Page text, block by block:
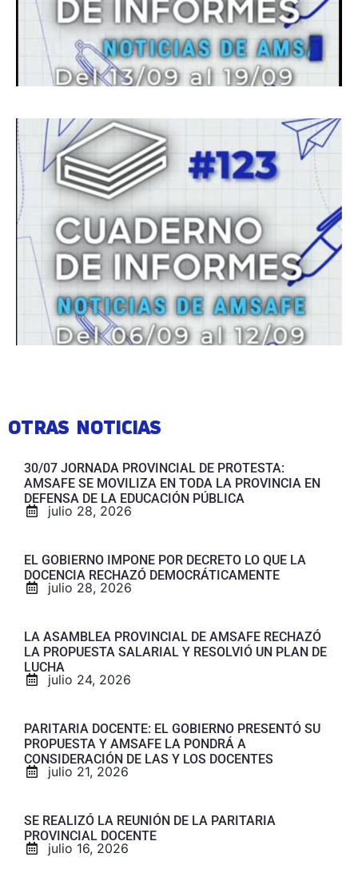
OTRAS NOTICIAS
30/07 JORNADA PROVINCIAL DE PROTESTA:
AMSAFE SE MOVILIZA EN TODA LA PROVINCIA EN
DEFENSA DE LA EDUCACIÓN PÚBLICA
julio 28, 2026
EL GOBIERNO IMPONE POR DECRETO LO QUE LA
DOCENCIA RECHAZÓ DEMOCRÁTICAMENTE
julio 28, 2026
LA ASAMBLEA PROVINCIAL DE AMSAFE RECHAZÓ
LA PROPUESTA SALARIAL Y RESOLVIÓ UN PLAN DE
LUCHA
julio 24, 2026
PARITARIA DOCENTE: EL GOBIERNO PRESENTÓ SU
PROPUESTA Y AMSAFE LA PONDRÁ A
CONSIDERACIÓN DE LAS Y LOS DOCENTES
julio 21, 2026
SE REALIZÓ LA REUNIÓN DE LA PARITARIA
PROVINCIAL DOCENTE
julio 16, 2026